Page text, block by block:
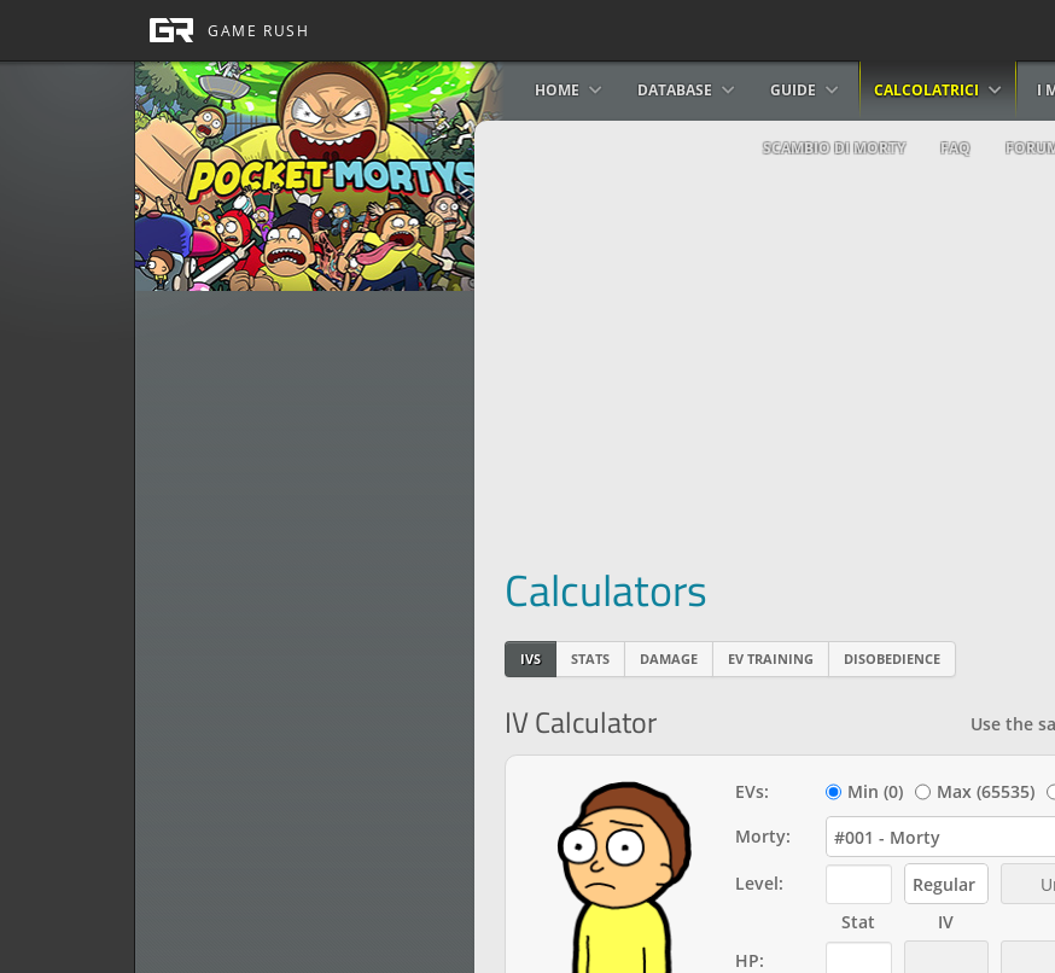
HOME DATABASE GUIDE CALCOLATRICI I
SCAMBIO DI MORTY FAQ
Calculators
IVS STATS DAMAGE EV TRAINING DISOBEDIENCE
IV Calculator Use the
EVs: Min (0) Max (65535)
Morty:
#001 - Morty
Level: Regular
Stat
IV
HP: